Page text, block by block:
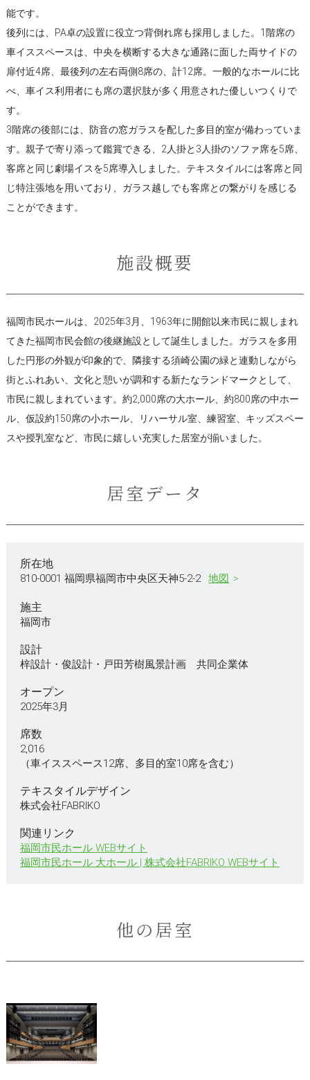
能です。
後列には、PA卓の設置に役立つ背倒れ席も採用しました。1階席の
車イススペースは、中央を横断する大きな通路に面した両サイドの
扉付近4席、最後列の左右両側8席の、計12席。一般的なホールに比
べ、車イス利用者にも席の選択肢が多く用意された優しいつくりで
す。
3階席の後部には、防音の窓ガラスを配した多目的室が備わっていま
す。親子で寄り添って鑑賞できる、2人掛と3人掛のソファ席を5席、
客席と同じ劇場イスを5席導入しました。テキスタイルには客席と同
じ特注張地を用いており、ガラス越しでも客席との繋がりを感じる
ことができます。
施設概要
福岡市民ホールは、2025年3月、1963年に開館以来市民に親しまれ
てきた福岡市民会館の後継施設として誕生しました。ガラスを多用
した円形の外観が印象的で、隣接する須崎公園の緑と連動しながら
街とふれあい、文化と憩いが調和する新たなランドマークとして、
市民に親しまれています。約2,000席の大ホール、約800席の中ホー
ル、仮設約150席の小ホール、リハーサル室、練習室、キッズスペー
スや授乳室など、市民に嬉しい充実した居室が揃いました。
居室データ
所在地
810-0001 福岡県福岡市中央区天神5-2-2 地図
施主
福岡市
設計
梓設計・俊設計・戸田芳樹風景計画 共同企業体
オープン
2025年3月
席数
2,016
（車イススペース12席、多目的室10席を含む）
テキスタイルデザイン
株式会社FABRIKO
関連リンク
福岡市民ホール WEBサイト
福岡市民ホール 大ホール | 株式会社FABRIKO WEBサイト
他の居室